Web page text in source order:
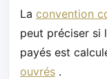
La convention
peut préciser si
payés est
ouvrés .